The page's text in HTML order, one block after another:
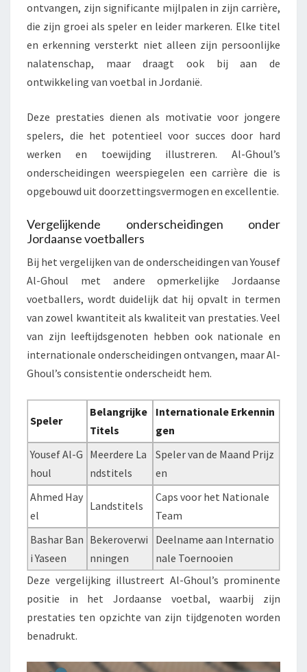
ontvangen, zijn significante mijlpalen in zijn carrière,
die zijn groei als speler en leider markeren. Elke titel
en erkenning versterkt niet alleen zijn persoonlijke
nalatenschap, maar draagt ook bij aan de
ontwikkeling van voetbal in Jordanië.
Deze prestaties dienen als motivatie voor jongere
spelers, die het potentieel voor succes door hard
werken en toewijding illustreren. Al-Ghoul’s
onderscheidingen weerspiegelen een carrière die is
opgebouwd uit doorzettingsvermogen en excellentie.
Vergelijkende onderscheidingen onder
Jordaanse voetballers
Bij het vergelijken van de onderscheidingen van Yousef
Al-Ghoul met andere opmerkelijke Jordaanse
voetballers, wordt duidelijk dat hij opvalt in termen
van zowel kwantiteit als kwaliteit van prestaties. Veel
van zijn leeftijdsgenoten hebben ook nationale en
internationale onderscheidingen ontvangen, maar Al-
Ghoul’s consistentie onderscheidt hem.
Speler
Belangrijke
Titels
Internationale Erkennin
gen
Yousef Al-G
houl
Meerdere La
ndstitels
Speler van de Maand Prijz
en
Ahmed Hay
el
Landstitels
Caps voor het Nationale
Team
Bashar Ban
i Yaseen
Bekeroverwi
nningen
Deelname aan Internatio
nale Toernooien
Deze vergelijking illustreert Al-Ghoul’s prominente
positie in het Jordaanse voetbal, waarbij zijn
prestaties ten opzichte van zijn tijdgenoten worden
benadrukt.